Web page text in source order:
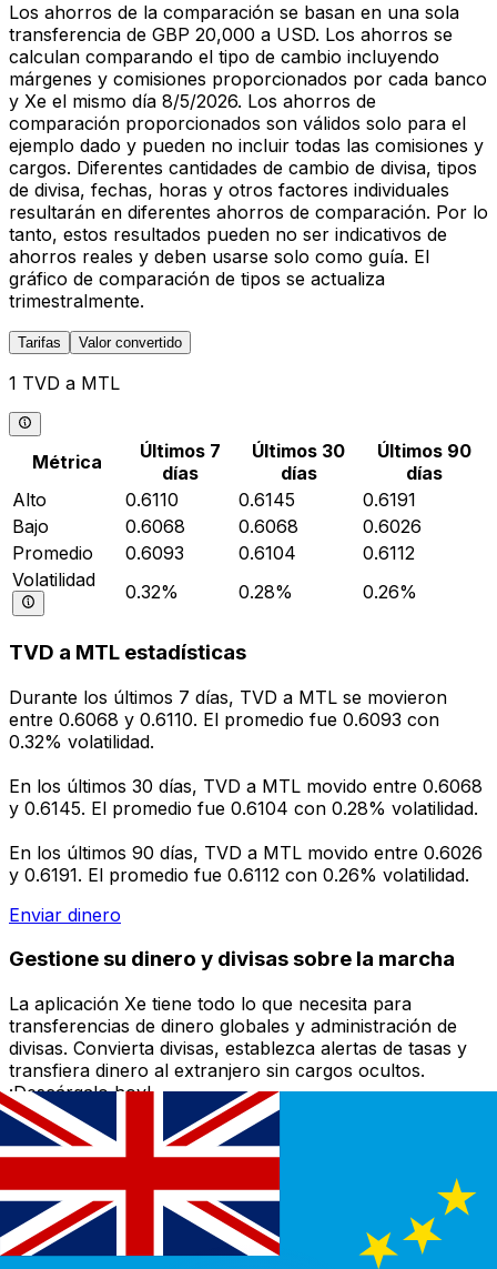
Los ahorros de la comparación se basan en una sola
transferencia de GBP 20,000 a USD. Los ahorros se
calculan comparando el tipo de cambio incluyendo
márgenes y comisiones proporcionados por cada banco
y Xe el mismo día 8/5/2026. Los ahorros de
comparación proporcionados son válidos solo para el
ejemplo dado y pueden no incluir todas las comisiones y
cargos. Diferentes cantidades de cambio de divisa, tipos
de divisa, fechas, horas y otros factores individuales
resultarán en diferentes ahorros de comparación. Por lo
tanto, estos resultados pueden no ser indicativos de
ahorros reales y deben usarse solo como guía. El
gráfico de comparación de tipos se actualiza
trimestralmente.
Tarifas Valor convertido
1 TVD a MTL
Métrica
Últimos 7
días
Últimos 30
días
Últimos 90
días
Alto
0.6110 0.6145
0.6191
Bajo
0.6068 0.6068
0.6026
Promedio
0.6093 0.6104
0.6112
Volatilidad
0.32% 0.28% 0.26%
TVD a MTL estadísticas
Durante los últimos 7 días, TVD a MTL se movieron
entre 0.6068 y 0.6110. El promedio fue 0.6093 con
0.32% volatilidad.
En los últimos 30 días, TVD a MTL movido entre 0.6068
y 0.6145. El promedio fue 0.6104 con 0.28% volatilidad.
En los últimos 90 días, TVD a MTL movido entre 0.6026
y 0.6191. El promedio fue 0.6112 con 0.26% volatilidad.
Enviar dinero
Gestione su dinero y divisas sobre la marcha
La aplicación Xe tiene todo lo que necesita para
transferencias de dinero globales y administración de
divisas. Convierta divisas, establezca alertas de tasas y
transfiera dinero al extranjero sin cargos ocultos.
¡Descárgalo hoy!